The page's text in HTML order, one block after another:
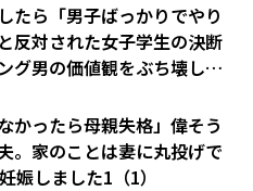
たら「男子ばっかりでやり
反対された女子学生の決断
グ男の価値観をぶち壊した
かったら母親失格」偉そう
。家のことは妻に丸投げで
娠しました1（1）